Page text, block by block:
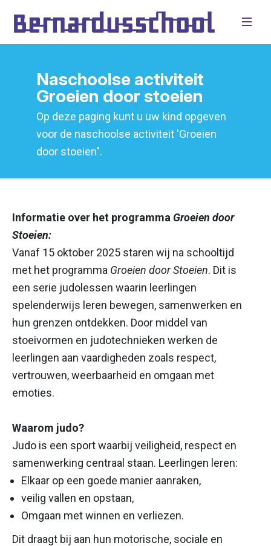
Naschoolse activiteit
Groeien door stoeien
Op deze paging kunt u uw kind opgeven
voor de naschoolse activiteit 'Groeien
door stoeien".
Informatie over het programma Groeien door
Stoeien:
Vanaf 15 oktober 2025 staren wij na schooltijd
met het programma Groeien door Stoeien. Dit is
een serie judolessen waarin leerlingen
spelenderwijs leren bewegen, samenwerken en
hun grenzen ontdekken. Door middel van
stoeivormen en judotechnieken werken de
leerlingen aan vaardigheden zoals respect,
vertrouwen, weerbaarheid en omgaan met
emoties.
Waarom judo?
Judo is een sport waarbij veiligheid, respect en
samenwerking centraal staan. Leerlingen leren:
Elkaar op een goede manier aanraken,
veilig vallen en opstaan,
Omgaan met winnen en verliezen.
Dit draagt bij aan hun motorische, sociale en